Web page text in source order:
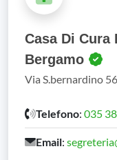
Casa Di Cura
Bergamo
Via S.bernardino
Telefono: 035
Email: